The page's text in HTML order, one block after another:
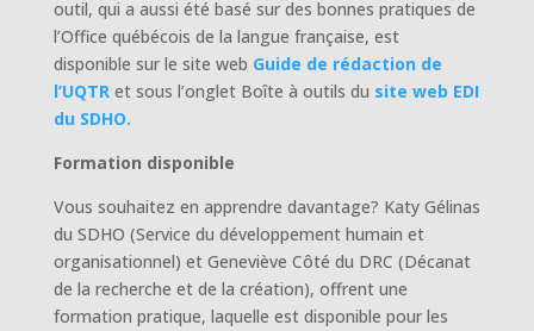
outil, qui a aussi été basé sur des bonnes pratiques de
l’Office québécois de la langue française, est
disponible sur le site web Guide de rédaction de
l’UQTR et sous l’onglet Boîte à outils du site web EDI
du SDHO.
Formation disponible
Vous souhaitez en apprendre davantage? Katy Gélinas
du SDHO (Service du développement humain et
organisationnel) et Geneviève Côté du DRC (Décanat
de la recherche et de la création), offrent une
formation pratique, laquelle est disponible pour les